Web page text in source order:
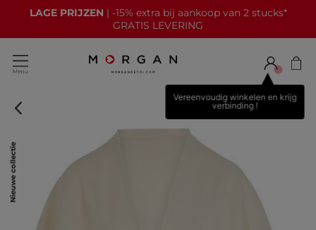
LAGE PRIJZEN | -15% extra bij aankoop van 2 stucks*
GRATIS LEVERING
Vereenvoudig winkelen en krijg
verbinding !
Nieuwe collectie